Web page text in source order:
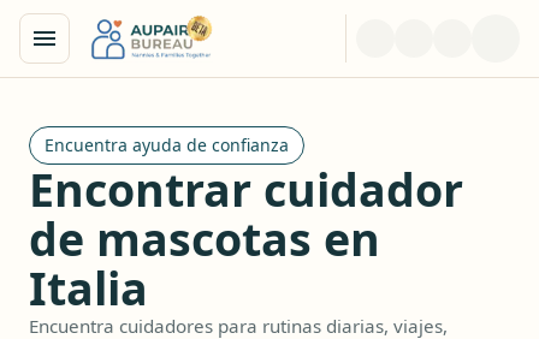
Encuentra ayuda de confianza
Encontrar cuidador
de mascotas en
Italia
Encuentra cuidadores para rutinas diarias, viajes,